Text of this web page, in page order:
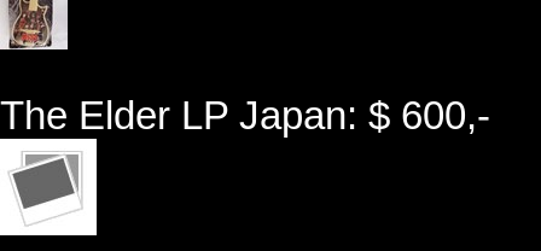
The Elder LP Japan: $ 600,-